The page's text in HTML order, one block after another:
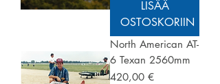
LISÄÄ
OSTOSKORIIN
North American AT-
6 Texan 2560mm
Hinta
420,00 €